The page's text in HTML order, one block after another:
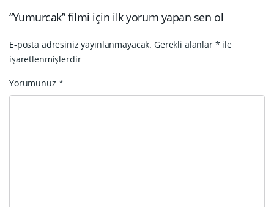
“Yumurcak” filmi için ilk yorum yapan sen ol
E-posta adresiniz yayınlanmayacak. Gerekli alanlar * ile
işaretlenmişlerdir
Yorumunuz *